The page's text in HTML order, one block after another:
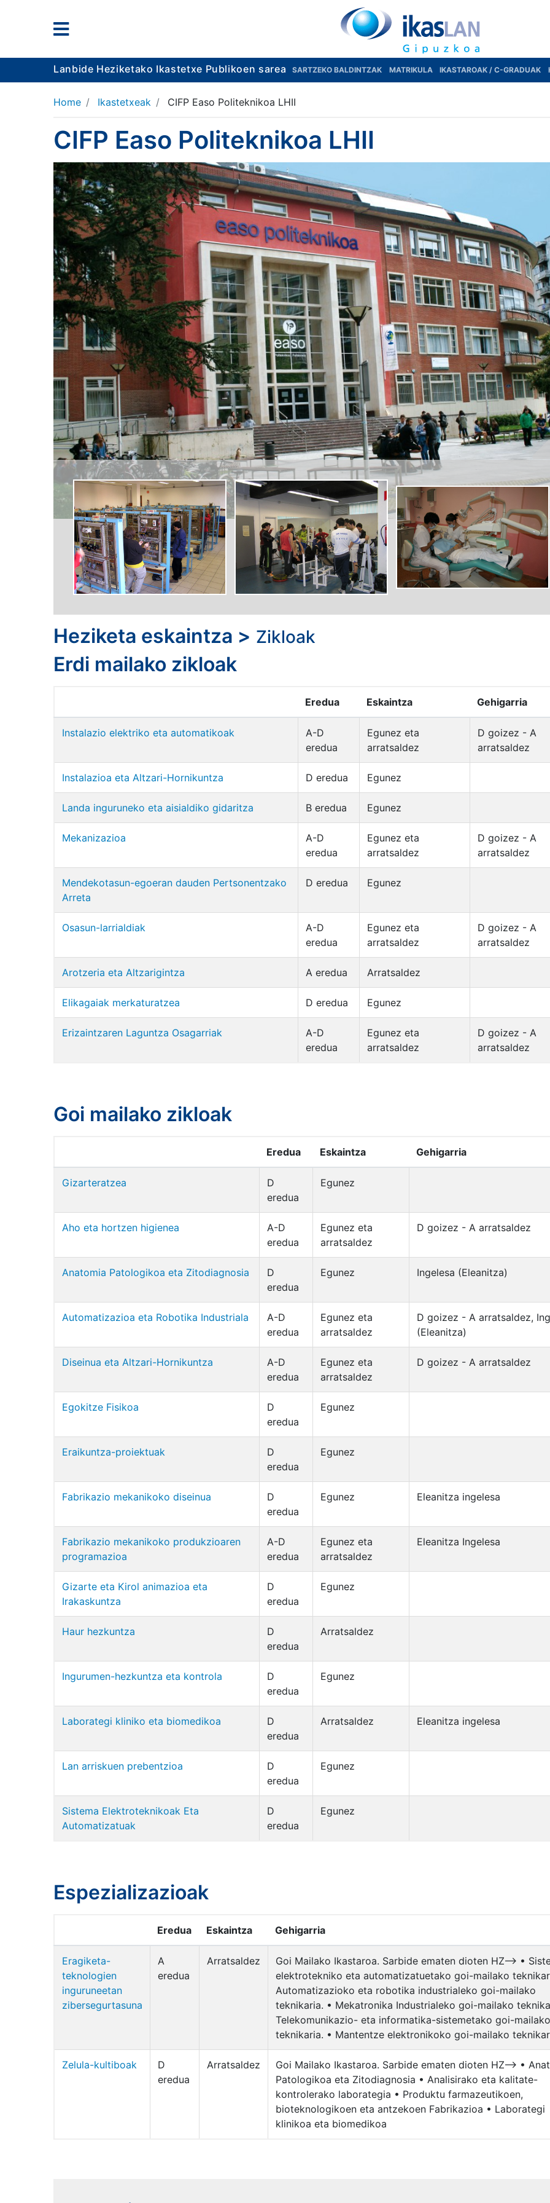
Lanbide Heziketako Ikastetxe Publikoen sarea SARTZEKO BALDINTZAK MATRIKULA IKASTAROAK / C-GRADUAK
Home Ikastetxeak CIFP Easo Politeknikoa LHII
CIFP Easo Politeknikoa LHII
Heziketa eskaintza > Zikloak
Erdi mailako zikloak
Eredua Eskaintza Gehigarria
Instalazio elektriko eta automatikoak
A-D
eredua
Egunez eta
arratsaldez
D goizez - A
arratsaldez
Instalazioa eta Altzari-Hornikuntza D eredua Egunez
Landa inguruneko eta aisialdiko gidaritza B eredua Egunez
Mekanizazioa
A-D
eredua
Egunez eta
arratsaldez
D goizez - A
arratsaldez
Mendekotasun-egoeran dauden Pertsonentzako
Arreta
D eredua Egunez
Osasun-larrialdiak
A-D
eredua
Egunez eta
arratsaldez
D goizez - A
arratsaldez
Arotzeria eta Altzarigintza A eredua Arratsaldez
Elikagaiak merkaturatzea D eredua Egunez
Erizaintzaren Laguntza Osagarriak
A-D
eredua
Egunez eta
arratsaldez
D goizez - A
arratsaldez
Goi mailako zikloak
Eredua Eskaintza Gehigarria
Gizarteratzea
D
eredua
Egunez
Aho eta hortzen higienea
A-D
eredua
Egunez eta
arratsaldez
D goizez - A arratsaldez
Anatomia Patologikoa eta Zitodiagnosia
D
eredua
Egunez Ingelesa (Eleanitza)
Automatizazioa eta Robotika Industriala
A-D
eredua
Egunez eta
arratsaldez
D goizez - A arratsaldez,
(Eleanitza)
Diseinua eta Altzari-Hornikuntza
A-D
eredua
Egunez eta
arratsaldez
D goizez - A arratsaldez
Egokitze Fisikoa
D
eredua
Egunez
Eraikuntza-proiektuak
D
eredua
Egunez
Fabrikazio mekanikoko diseinua
D
eredua
Egunez Eleanitza ingelesa
Fabrikazio mekanikoko produkzioaren
programazioa
A-D
eredua
Egunez eta
arratsaldez
Eleanitza Ingelesa
Gizarte eta Kirol animazioa eta
Irakaskuntza
D
eredua
Egunez
Haur hezkuntza
D
eredua
Arratsaldez
Ingurumen-hezkuntza eta kontrola
D
eredua
Egunez
Laborategi kliniko eta biomedikoa
D
eredua
Arratsaldez Eleanitza ingelesa
Lan arriskuen prebentzioa
D
eredua
Egunez
Sistema Elektroteknikoak Eta
Automatizatuak
D
eredua
Egunez
Espezializazioak
Eredua Eskaintza Gehigarria
Eragiketa-
teknologien
inguruneetan
zibersegurtasuna
A
eredua
Arratsaldez
Goi Mailako Ikastaroa. Sarbide ematen dioten HZ--> •
elektrotekniko eta automatizatuetako goi-mailako
Automatizazioko eta robotika industrialeko goi-mailako
teknikaria. • Mekatronika Industrialeko goi-mailako
Telekomunikazio- eta informatika-sistemetako goi-mailako
teknikaria. • Mantentze elektronikoko goi-mailako
Zelula-kultiboak
D
eredua
Arratsaldez
Goi Mailako Ikastaroa. Sarbide ematen dioten HZ--> •
Patologikoa eta Zitodiagnosia • Analisirako eta kalitate-
kontrolerako laborategia • Produktu farmazeutikoen,
bioteknologikoen eta antzekoen Fabrikazioa • Laborategi
klinikoa eta biomedikoa